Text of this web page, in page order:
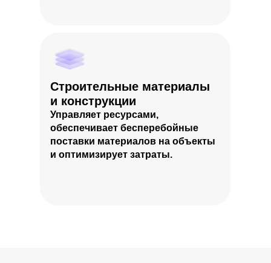
Строительные материалы
и конструкции
Управляет ресурсами,
обеспечивает бесперебойные
поставки материалов на объекты
и оптимизирует затраты.